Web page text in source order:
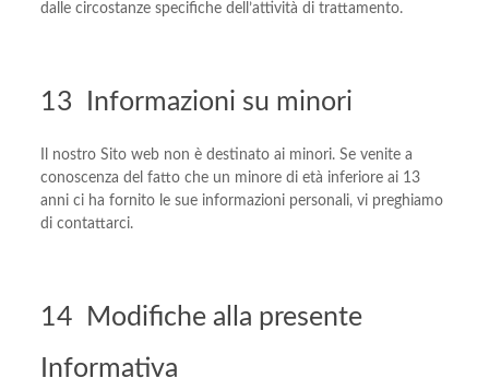
dalle circostanze specifiche dell’attività di trattamento.
13 Informazioni su minori
Il nostro Sito web non è destinato ai minori. Se venite a
conoscenza del fatto che un minore di età inferiore ai 13
anni ci ha fornito le sue informazioni personali, vi preghiamo
di contattarci.
14 Modifiche alla presente
Informativa